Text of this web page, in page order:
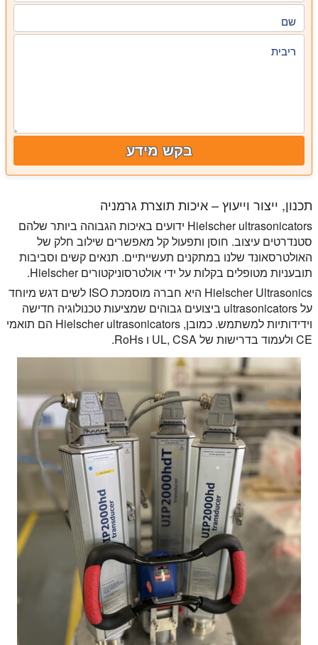
שם
ריבית
בקש מידע
תכנון, ייצור וייעוץ – איכות תוצרת גרמניה
Hielscher ultrasonicators ידועים באיכות הגבוהה ביותר שלהם
סטנדרטים עיצוב. חוסן ותפעול קל מאפשרים שילוב חלק של
האולטרסאונד שלנו במתקנים תעשייתיים. תנאים קשים וסביבות
תובעניות מטופלים בקלות על ידי אולטרסוניקטורים Hielscher.
Hielscher Ultrasonics היא חברה מוסמכת ISO לשים דגש מיוחד
על ultrasonicators ביצועים גבוהים שמציעות טכנולוגיה חדישה
וידידותיות למשתמש. כמובן, Hielscher ultrasonicators הם תואמי
CE ולעמוד בדרישות של UL, CSA ו RoHs.